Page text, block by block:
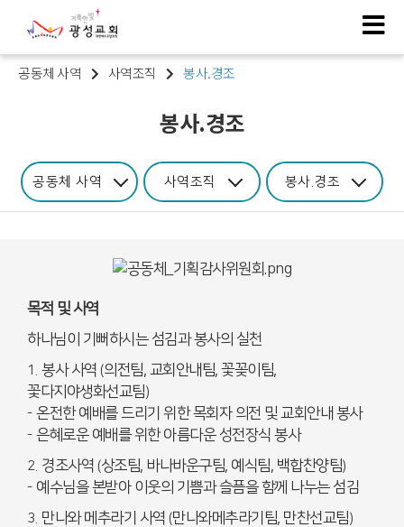
공동체 사역 사역조직 봉사.경조
봉사.경조
공동체 사역 사역조직 봉사.경조
목적 및 사역
하나님이 기뻐하시는 섬김과 봉사의 실천
1. 봉사 사역 (의전팀, 교회안내팀, 꽃꽂이팀,
꽃다지야생화선교팀)
- 온전한 예배를 드리기 위한 목회자 의전 및 교회안내 봉사
- 은혜로운 예배를 위한 아름다운 성전장식 봉사
2. 경조사역 (상조팀, 바나바운구팀, 예식팀, 백합찬양팀)
- 예수님을 본받아 이웃의 기쁨과 슬픔을 함께 나누는 섬김
3. 만나와 메추라기 사역 (만나와메추라기팀, 만찬선교팀)